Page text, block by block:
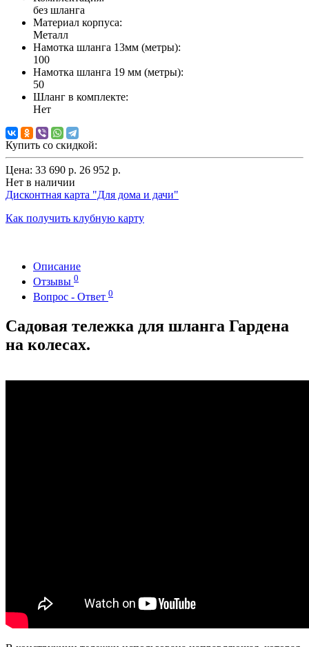
без шланга
Материал корпуса:
Металл
Намотка шланга 13мм (метры):
100
Намотка шланга 19 мм (метры):
50
Шланг в комплекте:
Нет
Купить со скидкой:
Цена: 33 690 р. 26 952 р.
Нет в наличии
Дисконтная карта "Для дома и дачи"
Как получить клубную карту
Описание
Отзывы 0
Вопрос - Ответ 0
Садовая тележка для шланга Гардена
на колесах.